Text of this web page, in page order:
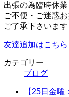
出張の為臨時休業
ご不便・ご迷惑お
ご了承下さいま
友達追加はこちら
カテゴリー
ブログ
【25日金曜